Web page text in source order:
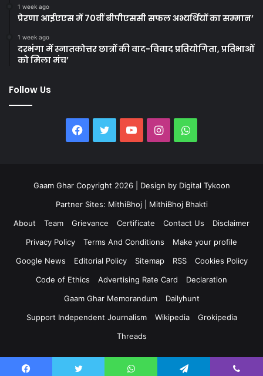
1 week ago
प्रेरणा आईएएस में 70वीं बीपीएससी सफल अभ्यर्थियों का सम्मान’
1 week ago
दरभंगा में स्नातकोत्तर छात्रों की वाद-विवाद प्रतियोगिता, प्रतिभाओं
को मिला मंच’
Follow Us
Facebook
TwitterYouTubeInstagramWhatsApp
Gaam Ghar Copyright 2026 | Design by Digital Tykoon
Partner Sites: MithiBhoj
MithiBhoj Bhakti
About
Team Grievance Certificate Contact Us
Disclaimer
Privacy Policy
Terms And Conditions
Make your profile
Google News
Editorial Policy Sitemap RSS
Cookies Policy
Code of Ethics
Advertising Rate Card
Declaration
Gaam Ghar Memorandum
Dailyhunt
Support Independent Journalism
Wikipedia
Grokipedia
Threads